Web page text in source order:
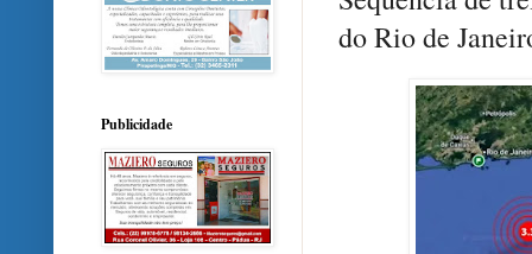
do Rio de
Publicidade